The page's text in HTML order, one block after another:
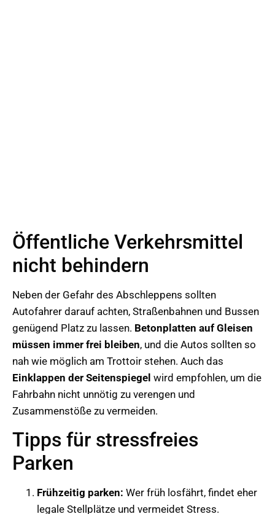
Öffentliche Verkehrsmittel
nicht behindern
Neben der Gefahr des Abschleppens sollten
Autofahrer darauf achten, Straßenbahnen und Bussen
genügend Platz zu lassen. Betonplatten auf Gleisen
müssen immer frei bleiben, und die Autos sollten so
nah wie möglich am Trottoir stehen. Auch das
Einklappen der Seitenspiegel wird empfohlen, um die
Fahrbahn nicht unnötig zu verengen und
Zusammenstöße zu vermeiden.
Tipps für stressfreies
Parken
Frühzeitig parken: Wer früh losfährt, findet eher
legale Stellplätze und vermeidet Stress.